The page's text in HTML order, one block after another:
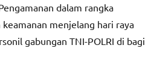
dalam rangka
menjelang hari raya
gabungan TNI-POLRI di bagi